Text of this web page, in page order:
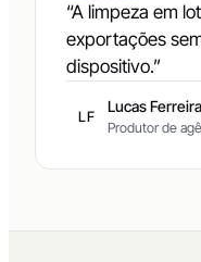
“A limpeza em
exportações
dispositivo.”
LF
Lucas Ferreira
Produtor de